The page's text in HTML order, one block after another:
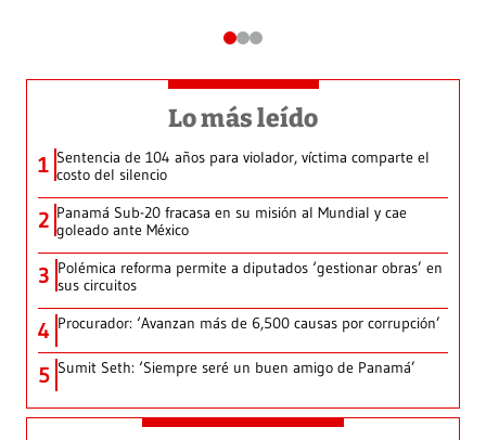
Lo más leído
1 Sentencia de 104 años para violador, víctima comparte el
costo del silencio
2 Panamá Sub-20 fracasa en su misión al Mundial y cae
goleado ante México
3 Polémica reforma permite a diputados ‘gestionar obras’ en
sus circuitos
4 Procurador: ‘Avanzan más de 6,500 causas por corrupción’
5 Sumit Seth: ‘Siempre seré un buen amigo de Panamá’